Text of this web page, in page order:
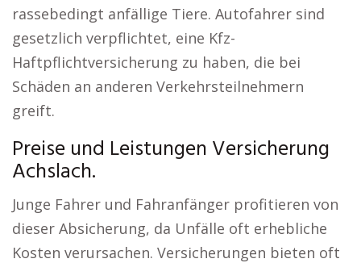
rassebedingt anfällige Tiere. Autofahrer sind
gesetzlich verpflichtet, eine Kfz-
Haftpflichtversicherung zu haben, die bei
Schäden an anderen Verkehrsteilnehmern
greift.
Preise und Leistungen Versicherung
Achslach.
Junge Fahrer und Fahranfänger profitieren von
dieser Absicherung, da Unfälle oft erhebliche
Kosten verursachen. Versicherungen bieten oft